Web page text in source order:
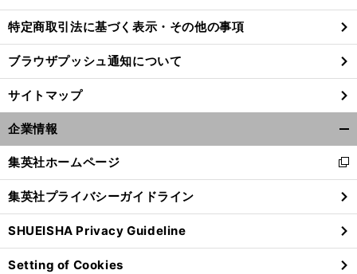
前
へ
特定商取引法に基づく表示・その他の事項
ブラウザプッシュ通知について
サイトマップ
企業情報
閉
る
集英社ホームページ
新
し
い
ウ
ィ
ン
ド
集英社プライバシーガイドライン
SHUEISHA Privacy Guideline
Setting of Cookies